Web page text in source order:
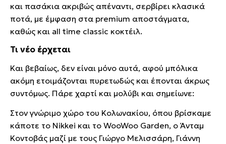
και πασάκια ακριβώς απέναντι, σερβίρει κλασικά
ποτά, με έμφαση στα premium αποστάγματα,
καθώς και all time classic κοκτέιλ.
Τι νέο έρχεται
Και βεβαίως, δεν είναι μόνο αυτά, αφού μπόλικα
ακόμη ετοιμάζονται πυρετωδώς και έπονται άκρως
συντόμως. Πάρε χαρτί και μολύβι και σημείωνε:
Στον γνώριμο χώρο του Κολωνακίου, όπου βρίσκαμε
κάποτε το Nikkei και το WooWoo Garden, ο Άνταμ
Κοντοβάς μαζί με τους Γιώργο Μελισσάρη, Γιάννη